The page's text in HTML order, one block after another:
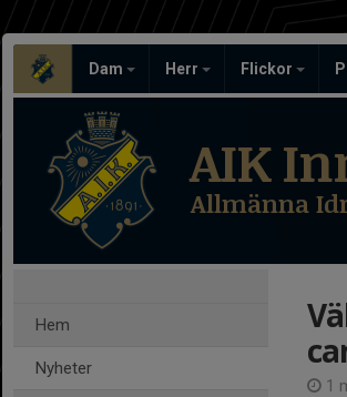
Dam Herr Flickor
AIK
Allmänna
Hem
Nyheter
1